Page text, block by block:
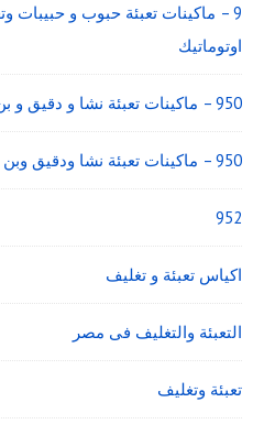
9 – ماكينات تعبئة حبوب و
اوتوماتيك
950 – ماكينات تعبئة نشا و دقيق و بن في اكياس اوتوماتيك
950 – ماكينات تعبئة نشا ودقيق وبن في أكياس
952
اكياس تعبئة و تغليف
التعبئة والتغليف فى مصر
تعبئة وتغليف